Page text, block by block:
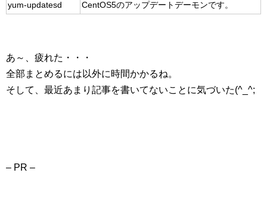
yum-updatesd
CentOS5のアップデートデーモンです。
あ～、疲れた・・・
全部まとめるには以外に時間かかるね。
そして、最近あまり記事を書いてないことに気づいた(^_^;
– PR –